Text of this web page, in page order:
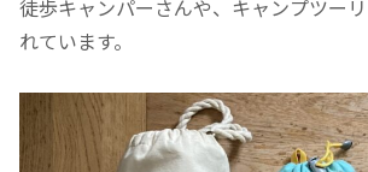
徒歩キャンパーさんや、キャンプツー
れています。